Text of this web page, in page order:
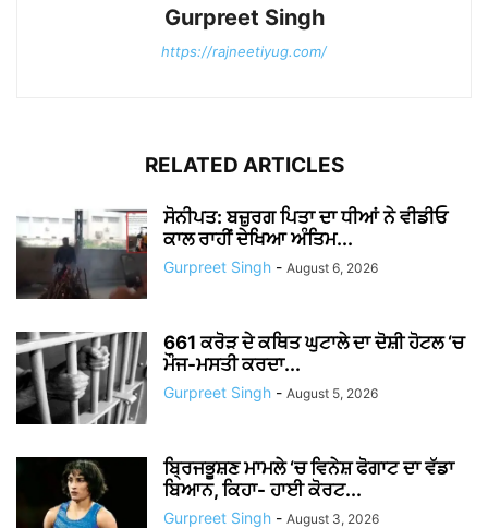
Gurpreet Singh
https://rajneetiyug.com/
RELATED ARTICLES
ਸੋਨੀਪਤ: ਬਜ਼ੁਰਗ ਪਿਤਾ ਦਾ ਧੀਆਂ ਨੇ ਵੀਡੀਓ
ਕਾਲ ਰਾਹੀਂ ਦੇਖਿਆ ਅੰਤਿਮ...
Gurpreet Singh - August 6, 2026
661 ਕਰੋੜ ਦੇ ਕਥਿਤ ਘੁਟਾਲੇ ਦਾ ਦੋਸ਼ੀ ਹੋਟਲ ‘ਚ
ਮੌਜ-ਮਸਤੀ ਕਰਦਾ...
Gurpreet Singh - August 5, 2026
ਬ੍ਰਿਜਭੂਸ਼ਣ ਮਾਮਲੇ ‘ਚ ਵਿਨੇਸ਼ ਫੋਗਾਟ ਦਾ ਵੱਡਾ
ਬਿਆਨ, ਕਿਹਾ- ਹਾਈ ਕੋਰਟ...
Gurpreet Singh - August 3, 2026